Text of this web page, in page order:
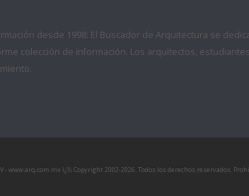
desde 1998: El Buscador de Arquitectura se
colección de información. Los arquitectos,
- www.arq.com.mx ï¿½ Copyright 2002-2026. Todos los derechos reservados.